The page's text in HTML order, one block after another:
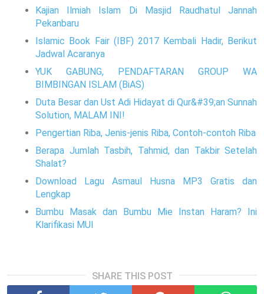
Kajian Ilmiah Islam Di Masjid Raudhatul Jannah
Pekanbaru
Islamic Book Fair (IBF) 2017 Kembali Hadir, Berikut
Jadwal Acaranya
YUK GABUNG, PENDAFTARAN GROUP WA
BIMBINGAN ISLAM (BiAS)
Duta Besar dan Ust Adi Hidayat di Qur&#39;an Sunnah
Solution, MALAM INI!
Pengertian Riba, Jenis-jenis Riba, Contoh-contoh Riba
Berapa Jumlah Tasbih, Tahmid, dan Takbir Setelah
Shalat?
Download Lagu Asmaul Husna MP3 Gratis dan
Lengkap
Bumbu Masak dan Bumbu Mie Instan Haram? Ini
Klarifikasi MUI
SHARE THIS POST